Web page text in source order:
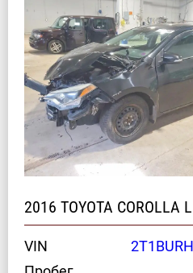
2016 TOYOTA COROLLA L
VIN